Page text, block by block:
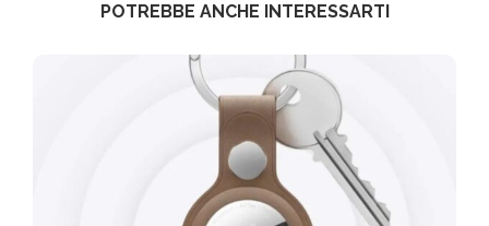
POTREBBE ANCHE INTERESSARTI